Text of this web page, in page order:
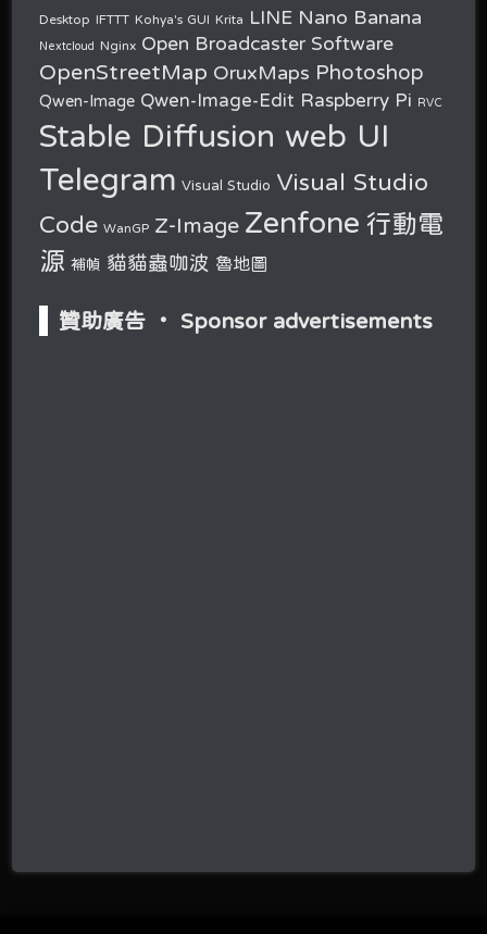
Desktop IFTTT Kohya's GUI Krita LINE Nano Banana
Nextcloud Nginx Open Broadcaster Software
OpenStreetMap OruxMaps Photoshop
Qwen-Image Qwen-Image-Edit Raspberry Pi RVC
Stable Diffusion web UI
Telegram Visual Studio Visual Studio
Code WanGP Z-Image Zenfone 行動電
源 補幀 貓貓蟲咖波 魯地圖
贊助廣告 ‧ Sponsor advertisements